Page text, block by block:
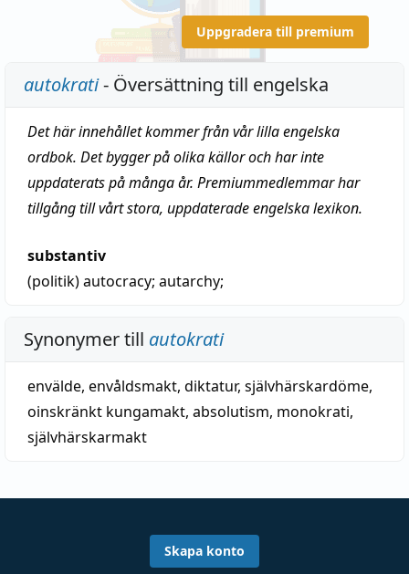
Uppgradera till premium
autokrati- Översättning till engelska
Det här innehållet kommer från vår lilla engelska
ordbok. Det bygger på olika källor och har inte
uppdaterats på många år. Premiummedlemmar har
tillgång till vårt stora, uppdaterade engelska lexikon.
substantiv
(politik)autocracy; autarchy;
Synonymer till autokrati
envälde, envåldsmakt, diktatur, självhärskardöme,
oinskränkt kungamakt, absolutism, monokrati,
självhärskarmakt
Skapa konto